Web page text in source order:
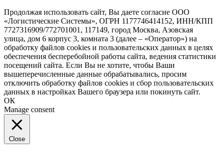
Продолжая использовать сайт, Вы даете согласие ООО
«Логистические Системы», ОГРН 1177746414152, ИНН/КПП
7727316909/772701001, 117149, город Москва, Азовская
улица, дом 6 корпус 3, комната 3 (далее – «Оператор») на
обработку файлов cookies и пользовательских данных в целях
обеспечения бесперебойной работы сайта, ведения статистики
посещений сайта. Если Вы не хотите, чтобы Ваши
вышеперечисленные данные обрабатывались, просим
отключить обработку файлов cookies и сбор пользовательских
данных в настройках Вашего браузера или покинуть сайт.
ОК
Manage consent
Close